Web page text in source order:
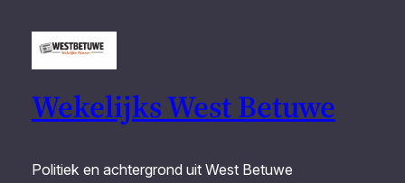
Wekelijks West Betuwe
Politiek en achtergrond uit West Betuwe